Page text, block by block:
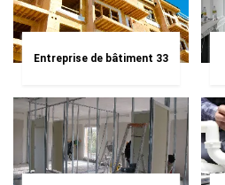
Entreprise de bâtiment 33